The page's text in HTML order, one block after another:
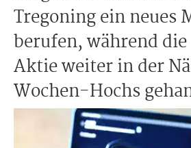
Tregoning ein neues
berufen, während
Aktie weiter in der
Wochen-Hochs